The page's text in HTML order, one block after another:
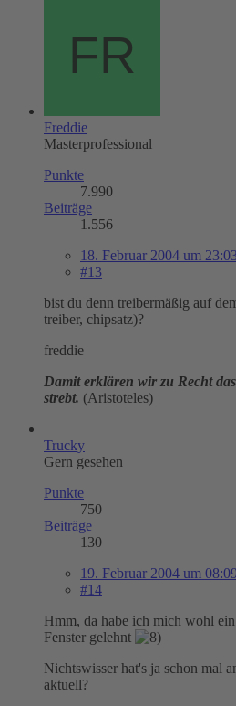
Freddie
Masterprofessional
Punkte
7.990
Beiträge
1.556
18. Februar 2004 um 23:03
#13
bist du denn treibermäßig auf
treiber, chipsatz)?
freddie
Damit erklären wir zu Recht
strebt. (Aristoteles)
Trucky
Gern gesehen
Punkte
750
Beiträge
130
19. Februar 2004 um
#14
Hmm, da habe ich mich wohl
Fenster gelehnt
Nichtswisser hat's ja schon mal
aktuell?